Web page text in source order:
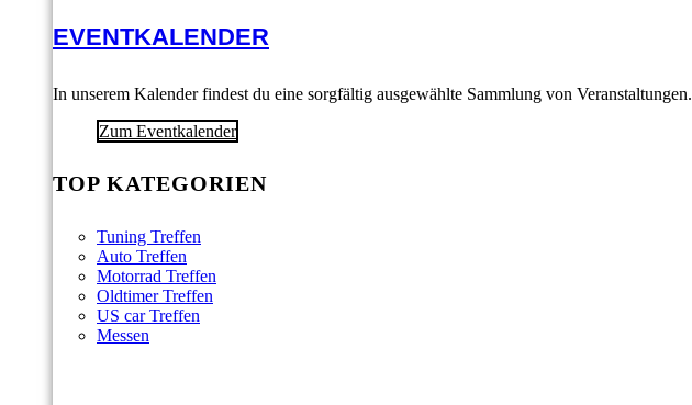
EVENTKALENDER
In unserem Kalender findest du eine sorgfältig ausgewählte Sammlung von Veranstaltungen.
Zum Eventkalender
TOP KATEGORIEN
Tuning Treffen
Auto Treffen
Motorrad Treffen
Oldtimer Treffen
US car Treffen
Messen